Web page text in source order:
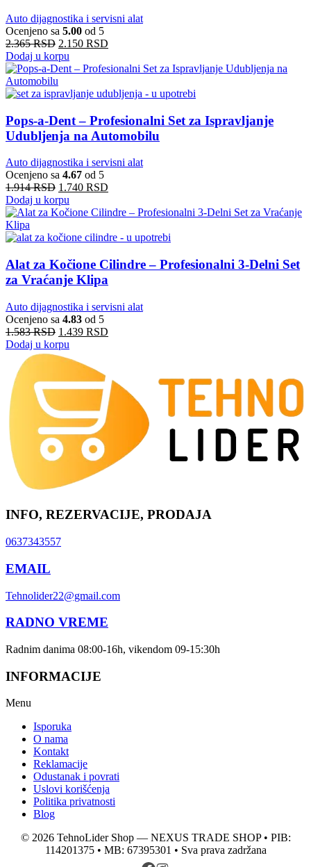
Auto dijagnostika i servisni alat
Ocenjeno sa 5.00 od 5
2.365RSD 2.150 RSD
Dodaj u korpu
Pops-a-Dent – Profesionalni Set za Ispravljanje
Udubljenja na Automobilu
Auto dijagnostika i servisni alat
Ocenjeno sa 4.67 od 5
1.914RSD 1.740 RSD
Dodaj u korpu
Alat za Kočione Cilindre – Profesionalni 3-Delni Set
za Vraćanje Klipa
Auto dijagnostika i servisni alat
Ocenjeno sa 4.83 od 5
1.583RSD 1.439 RSD
Dodaj u korpu
INFO, REZERVACIJE, PRODAJA
0637343557
EMAIL
Tehnolider22@gmail.com
RADNO VREME
Radnim danima 08:00-16h, vikendom 09-15:30h
INFORMACIJE
Menu
Isporuka
O nama
Kontakt
Reklamacije
Odustanak i povrati
Uslovi korišćenja
Politika privatnosti
Blog
© 2026 TehnoLider Shop — NEXUS TRADE SHOP • PIB:
114201375 • MB: 67395301 • Sva prava zadržana